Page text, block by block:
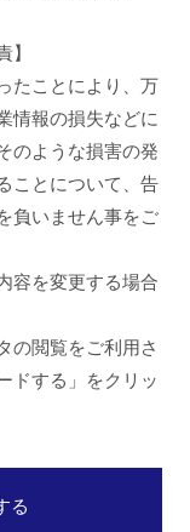
たことにより、万
情報の損失などに
のような損害の発
ことについて、告
負いません事をご
容を変更する場合
の閲覧をご利用さ
ドする」をクリッ
る